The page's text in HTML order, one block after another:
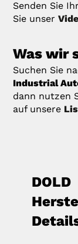
Senden Sie
Sie unser
Was wir
Suchen Sie
Industrial
dann nutzen
auf unsere
DOLD